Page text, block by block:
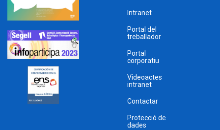
Intranet
Portal del
treballador
Portal
corporatiu
Videoactes
intranet
Contactar
Protecció de
dades